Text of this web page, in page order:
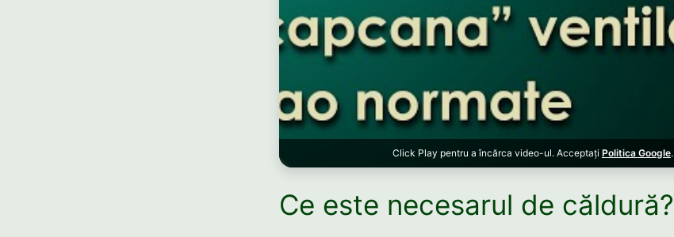
Click Play pentru a încărca video-ul. Acceptați Politica Google.
Ce este necesarul de căldură?